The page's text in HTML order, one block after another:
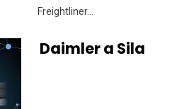
Freightliner…
Daimler a Sila